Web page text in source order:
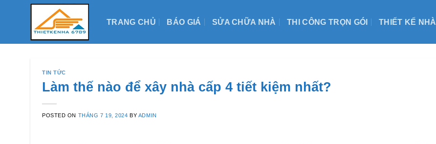
TRANG CHỦ BÁO GIÁ SỬA CHỮA NHÀ THI CÔNG TRỌN GÓI THIẾT KẾ NHÀ
TIN TỨC
Làm thế nào để xây nhà cấp 4 tiết kiệm nhất?
POSTED ON THÁNG 7 19, 2024 BY ADMIN